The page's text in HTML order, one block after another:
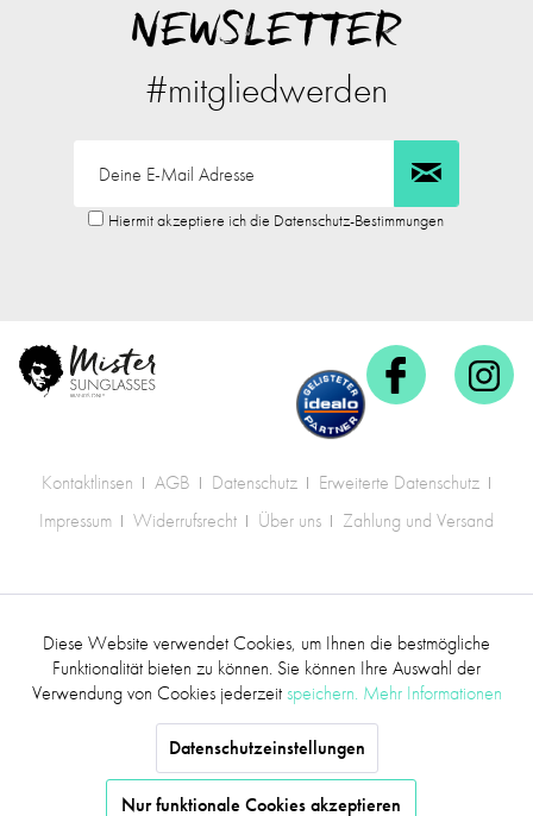
NEWSLETTER
#mitgliedwerden
Hiermit akzeptiere ich die Datenschutz-Bestimmungen
Kontaktlinsen AGB Datenschutz
Erweiterte Datenschutz
Impressum
Widerrufsrecht Über uns Zahlung und Versand
Versandkosten.
Funktionale Aktiv
Inaktiv
Diese Website verwendet Cookies, um Ihnen die bestmögliche
Funktionalität bieten zu können. Sie können Ihre Auswahl der
Verwendung von Cookies jederzeitspeichern. Mehr Informationen
Datenschutzeinstellungen
Nur funktionale Cookies akzeptieren